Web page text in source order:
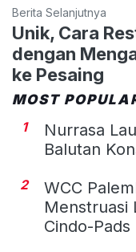
Berita Selanjutnya
Unik, Cara
dengan
ke Pesaing
MOST
1
Nurrasa
Balutan
2
WCC
Menstruasi
Cindo-Pads